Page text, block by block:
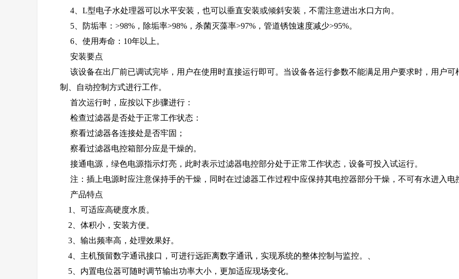
4、L型电子水处理器可以水平安装，也可以垂直安装或倾斜安装，不需注意进出水口方向。
5、防垢率：>98%，除垢率>98%，杀菌灭藻率>97%，管道锈蚀速度减少>95%。
6、使用寿命：10年以上。
安装要点
该设备在出厂前已调试完毕，用户在使用时直接运行即可。当设备各运行参数不能满足用户要求时，用户
制、自动控制方式进行工作。
首次运行时，应按以下步骤进行：
检查过滤器是否处于正常工作状态：
察看过滤器各连接处是否牢固；
察看过滤器电控箱部分应是干燥的。
接通电源，绿色电源指示灯亮，此时表示过滤器电控部分处于正常工作状态，设备可投入试运行。
注：插上电源时应注意保持手的干燥，同时在过滤器工作过程中应保持其电控器部分干燥，不可有水进入电
产品特点
1、可适应高硬度水质。
2、体积小，安装方便。
3、输出频率高，处理效果好。
4、主机预留数字通讯接口，可进行远距离数字通讯，实现系统的整体控制与监控。、
5、内置电位器可随时调节输出功率大小，更加适应现场变化。